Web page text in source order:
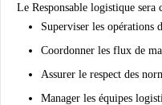
Le Responsable logistique sera
Superviser les opérations
Coordonner les flux de
Assurer le respect des
Manager les équipes